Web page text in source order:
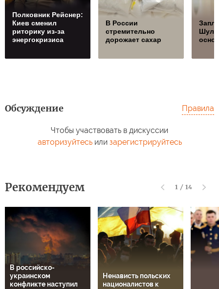
Полковник Рейснер:
Киев сменил
риторику из-за
энергокризиса
В России
стремительно
дорожает сахар
Обсуждение Правила
Чтобы участвовать в дискуссии
авторизуйтесьили зарегистрируйтесь
Рекомендуем 1 / 14
В российско-
украинском
конфликте наступил
Ненависть польских
националистов к